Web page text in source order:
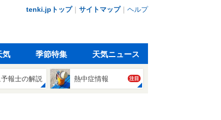
tenki.jpトップ｜ サイトマップ｜ ヘルプ
気 季節特集 天気ニュース
報士の解説 熱中症情報 注目